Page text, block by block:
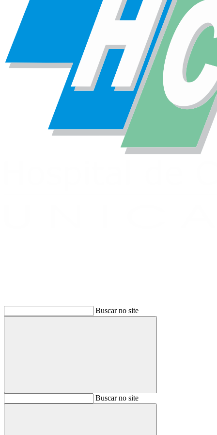
Buscar no site
BuscarBuscar no site